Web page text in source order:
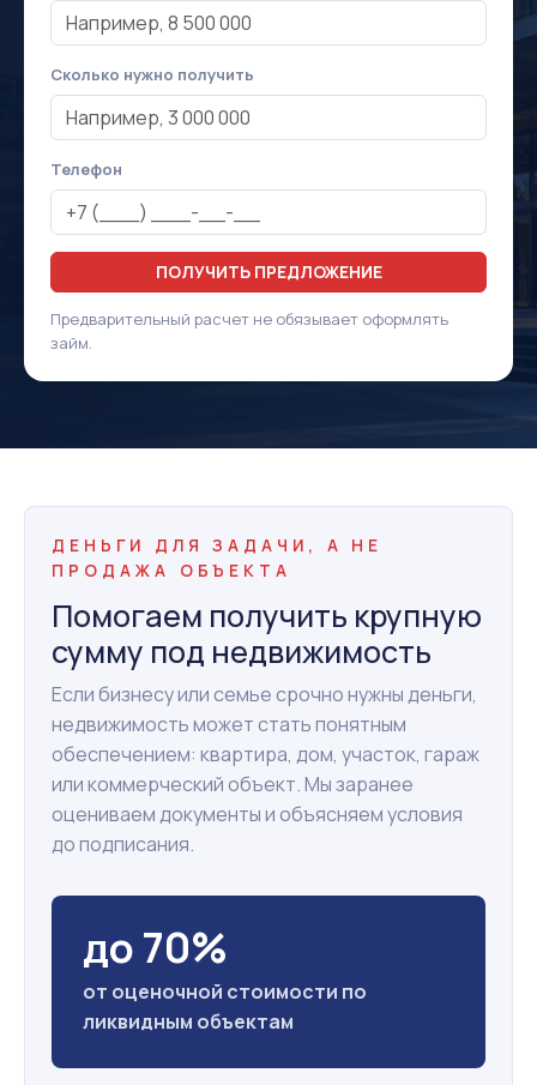
Сколько нужно получить
Телефон
ПОЛУЧИТЬ ПРЕДЛОЖЕНИЕ
Предварительный расчет не обязывает оформлять
займ.
ДЕНЬГИ ДЛЯ ЗАДАЧИ, А НЕ
ПРОДАЖА ОБЪЕКТА
Помогаем получить крупную
сумму под недвижимость
Если бизнесу или семье срочно нужны деньги,
недвижимость может стать понятным
обеспечением: квартира, дом, участок, гараж
или коммерческий объект. Мы заранее
оцениваем документы и объясняем условия
до подписания.
до 70%
от оценочной стоимости по
ликвидным объектам